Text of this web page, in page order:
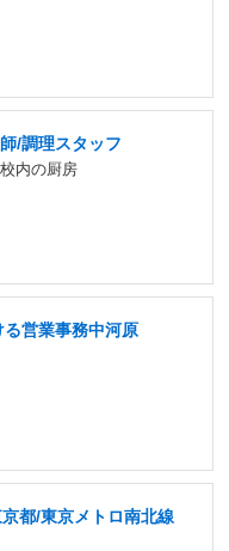
/調理スタッフ
内の厨房
営業事務中河原
都/東京メトロ南北線